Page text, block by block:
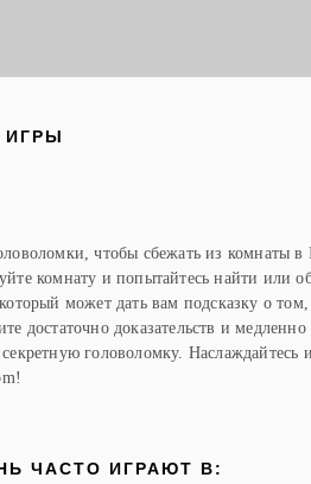
чтобы сбежать из комнаты в
комнату и попытайтесь найти или
может дать вам подсказку о том,
достаточно доказательств и
головоломку. Наслаждайтесь
ЧАСТО ИГРАЮТ В: